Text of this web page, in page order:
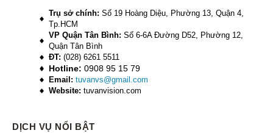
Trụ sở chính: Số 19 Hoàng Diệu, Phường 13, Quận 4,
Tp.HCM
VP Quận Tân Bình: Số 6-6A Đường D52, Phường 12,
Quận Tân Bình
ĐT: (028) 6261 5511
Hotline: 0908 95 15 79
Email: tuvanvs@gmail.com
Website: tuvanvision.com
DỊCH VỤ NỔI BẬT